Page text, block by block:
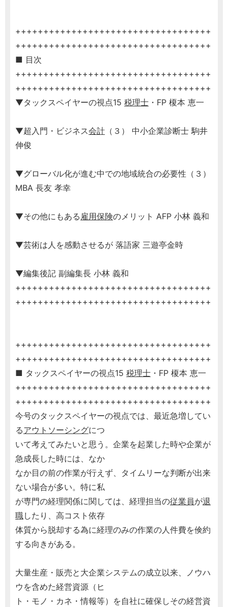
+++++++++++++++++++++++++++++++++++
+++++++++++++++++++++++++++++++++++
■ 目次
+++++++++++++++++++++++++++++++++++
+++++++++++++++++++++++++++++++++++
▼タックスペイヤーの視点15 税理士 ・FP 榎本 恵一
▼超入門・ビジネス会計 （３） 中小企業診断士 駒井
伸俊
▼グローバル化が進む中での地域統合の必要性（３）
MBA 長友 孝幸
▼その他にもある 雇用保険のメリット AFP 小林 義和
▼芸術は人を感動させるが 落語家 三遊亭金時
▼編集後記 副編集長 小林 義和
+++++++++++++++++++++++++++++++++++
+++++++++++++++++++++++++++++++++++
+++++++++++++++++++++++++++++++++++
+++++++++++++++++++++++++++++++++++
■ タックスペイヤーの視点15 税理士 ・FP 榎本 恵一
+++++++++++++++++++++++++++++++++++
+++++++++++++++++++++++++++++++++++
今号のタックスペイヤーの視点では、最近急増してい
るアウトソーシングにつ
いて考えてみたいと思う。企業を起業した時や企業が
急成長した時には、なか
なか目の前の作業が行えず、タイムリーな判断が出来
ない場合が多い。特に私
が専門の経理関係に関しては、経理担当の従業員が退
職したり、高コスト依存
体質から脱却する為に経理のみの作業の人件費を倹約
する向きがある。
大量生産・販売と大企業システムの成立以来、ノウハ
ウを含めた経営資源（ヒ
ト・モノ・カネ・情報等）を自社に確保しその経営資